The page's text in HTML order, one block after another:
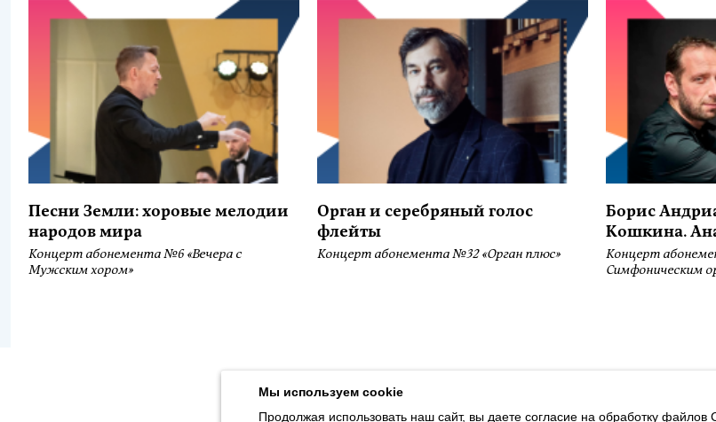
Песни Земли: хоровые мелодии
народов мира
Концерт абонемента №6 «Вечера с
Мужским хором»
Орган и серебряный голос
флейты
Концерт абонемента №32 «Орган плюс»
Борис
Кошкина.
Концерт
Симфоническим
Продолжая использовать наш сайт, вы даёте согласие на обработку файлов Cookies и использование сервисов веб-
Политикой конфиденциальности .
Luottokortilla maksaminen on saatavilla
Мы используем cookie
Продолжая использовать наш сайт, вы даете согласие на обработку файлов